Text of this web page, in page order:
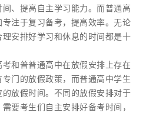
、提高自主学习能力。而普通高
注于复习备考，提高效率。无论
安排好学习和休息的时间都是十
和普普通高中在放假安排上存在
门的放假政策，而普通高中学生
放假时间。不同的放假安排对于
要考生们自主安排好备考时间，